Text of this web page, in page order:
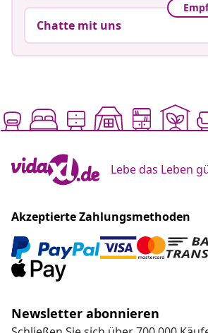
Chatte mit uns
Lebe das Leben
Akzeptierte Zahlungsmethoden
Newsletter abonnieren